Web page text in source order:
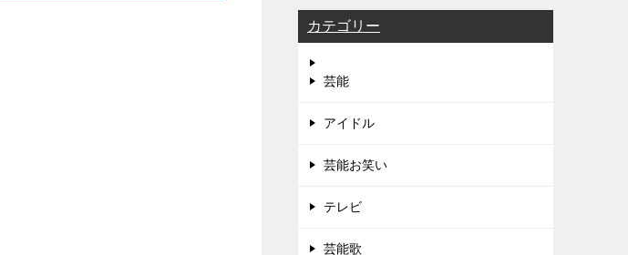
カテゴリー
芸能
アイドル
芸能お笑い
テレビ
芸能歌